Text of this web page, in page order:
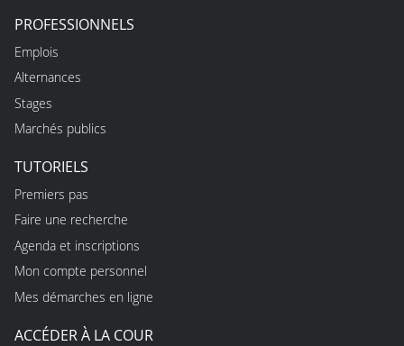
PROFESSIONNELS
Emplois
Alternances
Stages
Marchés publics
TUTORIELS
Premiers pas
Faire une recherche
Agenda et inscriptions
Mon compte personnel
Mes démarches en ligne
ACCÉDER À LA COUR